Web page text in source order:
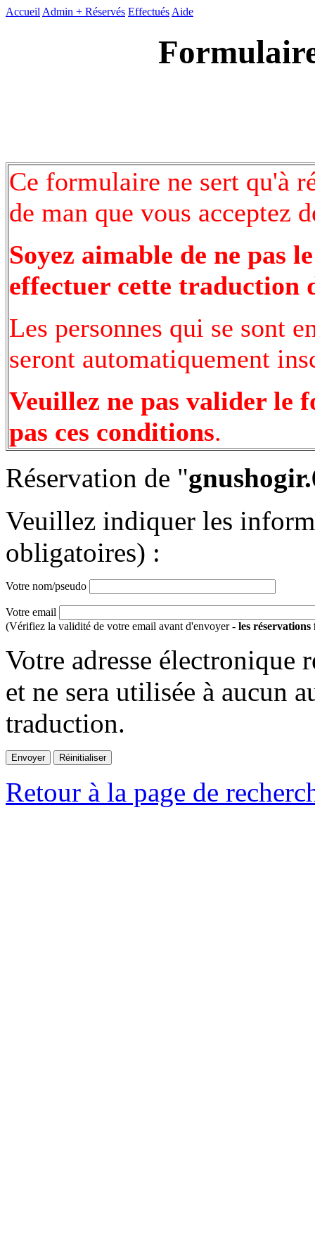
Accueil Admin + Réservés Effectués Aide
Ce formulaire ne sert qu'à
de man que vous acceptez
Soyez aimable de ne pas
effectuer cette traduction
Les personnes qui se sont
seront automatiquement
Veuillez ne pas valider le
pas ces conditions.
Réservation de "
Veuillez indiquer les
obligatoires) :
Votre nom/pseudo
Votre email
(Vérifiez la validité de votre email avant d'envoyer - les réservations
Votre adresse électronique
et ne sera utilisée à aucun
traduction.
Retour à la page de